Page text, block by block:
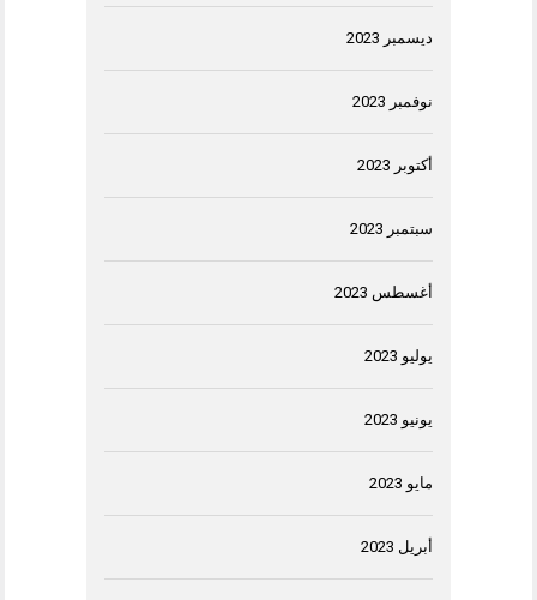
ديسمبر 2023
نوفمبر 2023
أكتوبر 2023
سبتمبر 2023
أغسطس 2023
يوليو 2023
يونيو 2023
مايو 2023
أبريل 2023